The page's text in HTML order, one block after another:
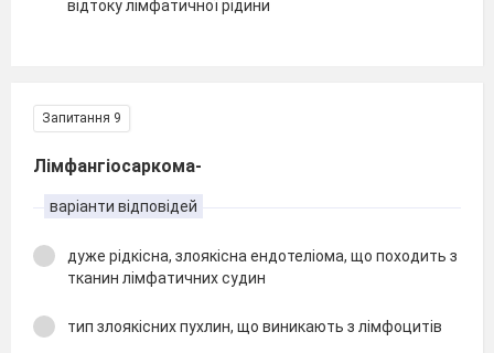
відтоку лімфатичної рідини
Запитання 9
Лімфангіосаркома-
варіанти відповідей
дуже рідкісна, злоякісна ендотеліома, що походить з
тканин лімфатичних судин
тип злоякісних пухлин, що виникають з лімфоцитів